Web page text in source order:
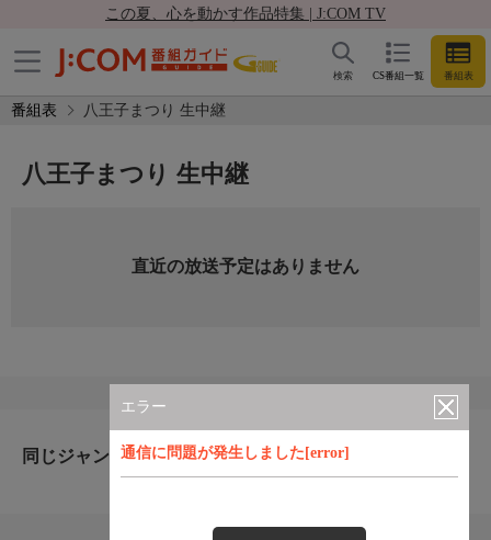
この夏、心を動かす作品特集 | J:COM TV
CS番組一覧 番組表
検索
番組表 八王子まつり 生中継
エラー
通信に問題が発生しました[error]
八王子まつり 生中継
直近の放送予定はありません
同じジャンルのおすすめ番組